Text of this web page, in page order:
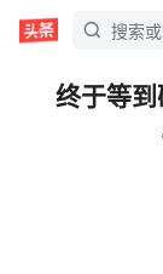
终于等